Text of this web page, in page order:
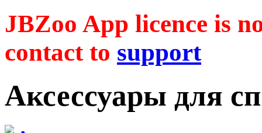
JBZoo App licence is
contact to support
Аксессуары для